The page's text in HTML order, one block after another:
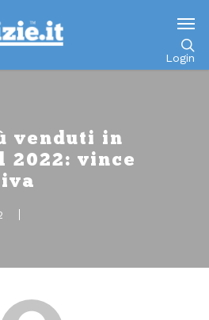
Login
venduti in
vince
mobile version